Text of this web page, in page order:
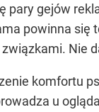
pary gejów
powinna
Nie
komfortu
u